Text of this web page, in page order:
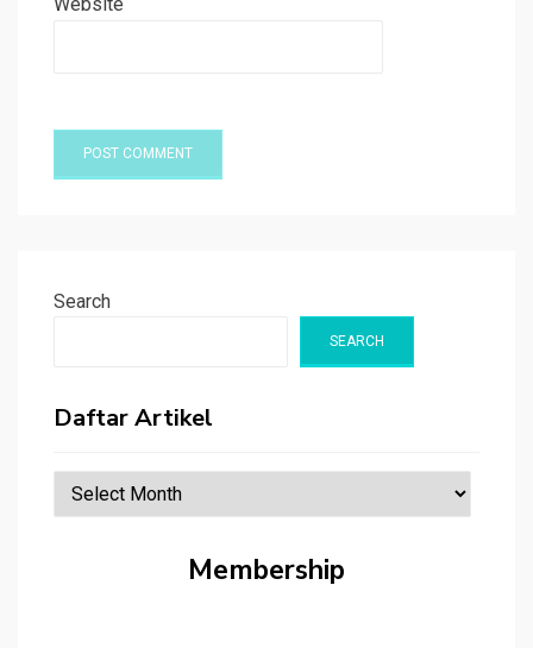
Search
SEARCH
Daftar Artikel
Daftar
Artikel
Membership